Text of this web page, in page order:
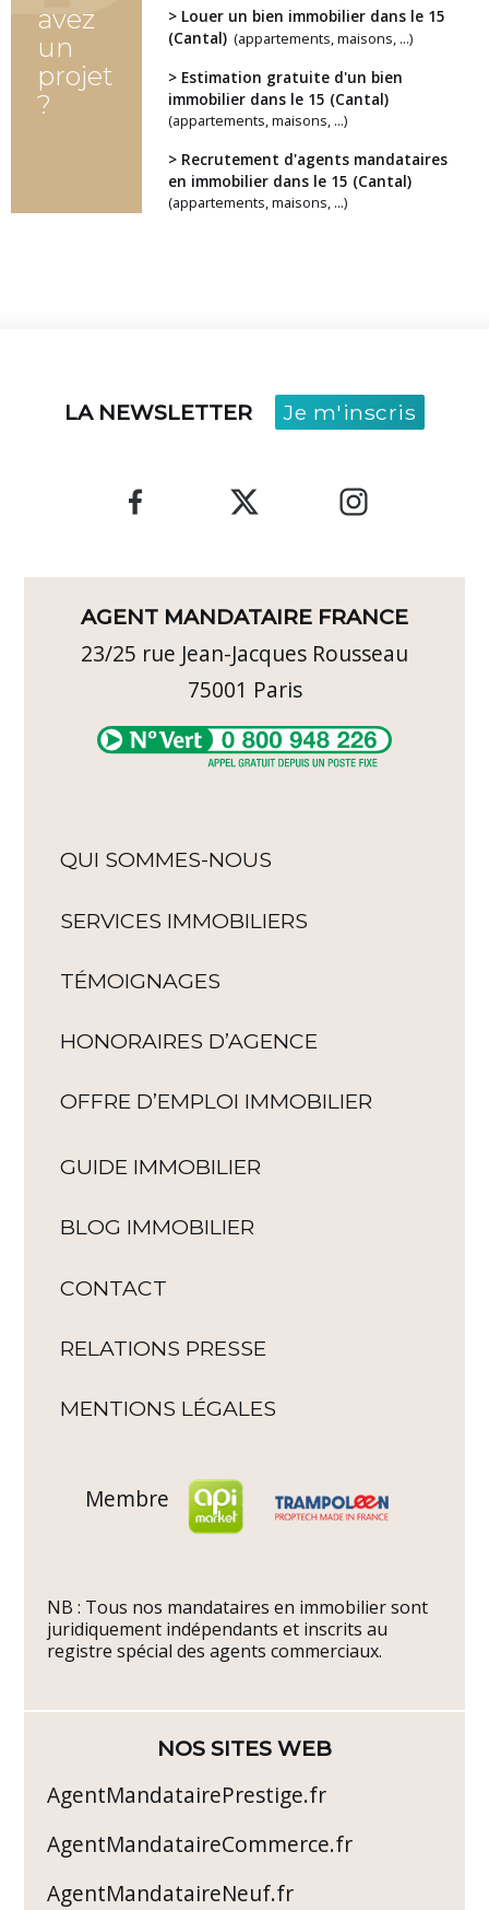
avez
un
projet
?
> Louer un bien immobilier dans le 15
(Cantal) (appartements, maisons, ...)
> Estimation gratuite d'un bien
immobilier dans le 15 (Cantal)
(appartements, maisons, ...)
> Recrutement d'agents mandataires
en immobilier dans le 15 (Cantal)
(appartements, maisons, ...)
LA NEWSLETTER Je m'inscris
AGENT MANDATAIRE FRANCE
23/25 rue Jean-Jacques Rousseau
75001 Paris
QUI SOMMES-NOUS
SERVICES IMMOBILIERS
TÉMOIGNAGES
HONORAIRES D’AGENCE
OFFRE D’EMPLOI IMMOBILIER
GUIDE IMMOBILIER
BLOG IMMOBILIER
CONTACT
RELATIONS PRESSE
MENTIONS LÉGALES
Membre
NB : Tous nos mandataires en immobilier sont
juridiquement indépendants et inscrits au
registre spécial des agents commerciaux.
NOS SITES WEB
AgentMandatairePrestige.fr
AgentMandataireCommerce.fr
AgentMandataireNeuf.fr